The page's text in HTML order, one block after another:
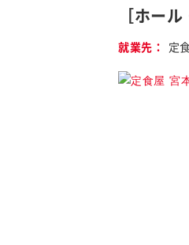
［ホー
就業先 定